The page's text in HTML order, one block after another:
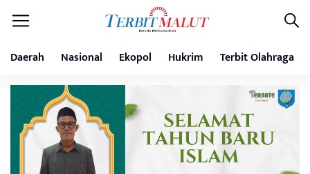
Daerah Nasional Ekopol Hukrim Terbit Olahraga